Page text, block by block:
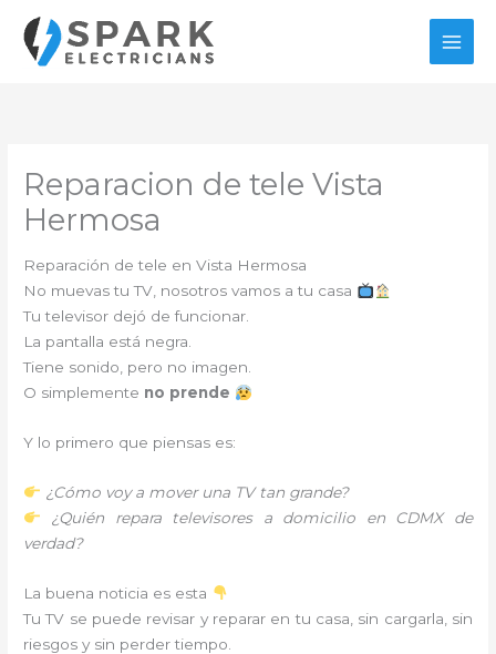
contenido
Reparacion de tele Vista
Hermosa
Reparación de tele en Vista Hermosa
No muevas tu TV, nosotros vamos a tu casa
Tu televisor dejó de funcionar.
La pantalla está negra.
Tiene sonido, pero no imagen.
O simplemente no prende
Y lo primero que piensas es:
¿Cómo voy a mover una TV tan grande?
¿Quién repara televisores a domicilio en CDMX de
verdad?
La buena noticia es esta
Tu TV se puede revisar y reparar en tu casa, sin cargarla, sin
riesgos y sin perder tiempo.